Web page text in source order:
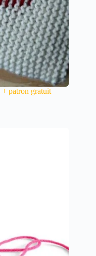
patron gratuit